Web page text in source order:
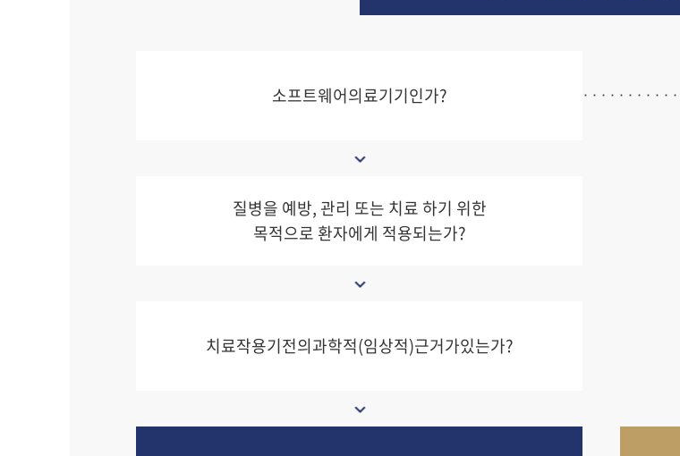
소프트웨어의료기기인가?
질병을 예방, 관리 또는 치료 하기 위한
목적으로 환자에게 적용되는가?
치료작용기전의과학적(임상적)근거가있는가?